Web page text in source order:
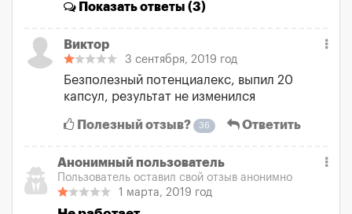
Показатьответы (3)
Виктор
3 сентября, 2019 год
Безполезный потенциалекс, выпил 20
капсул, результат не изменился
Полезный отзыв? 36 Ответить
Анонимный пользователь
Пользователь оставил свой отзыв анонимно
1 марта, 2019 год